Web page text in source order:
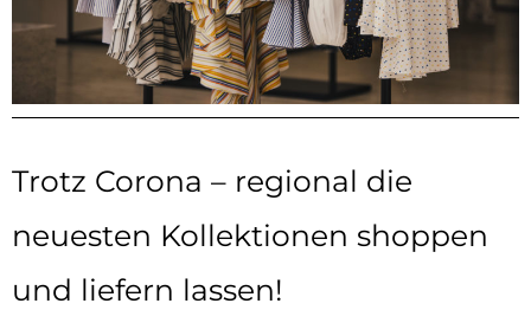
Trotz Corona – regional die
neuesten Kollektionen shoppen
und liefern lassen!